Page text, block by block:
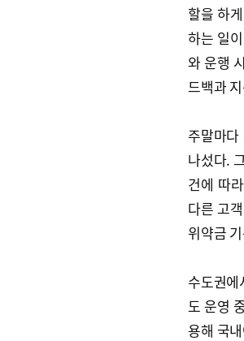
할을 하
하는 일
와 운행
드백과
주말마
나섰다.
건에 따
다른 고
위약금
수도권에
도 운영
용해 국